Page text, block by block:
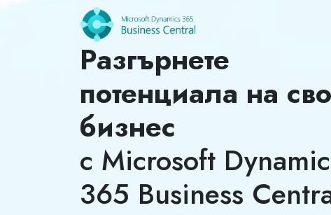
Разгърнете
потенциала на
бизнес
с Microsoft
365 Business